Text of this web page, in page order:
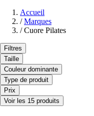
Accueil
/ Marques
/ Cuore Pilates
Filtres
Taille
Couleur dominante
Type de produit
Prix
Voir les 15 produits